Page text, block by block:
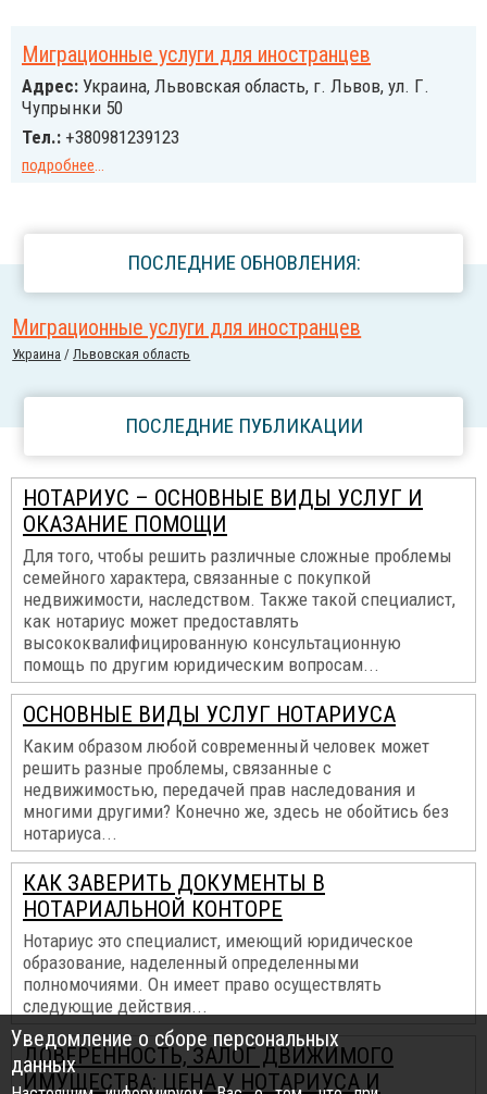
Миграционные услуги для иностранцев
Адрес: Украина, Львовская область, г. Львов, ул. Г.
Чупрынки 50
Тел.: +380981239123
подробнее...
ПОСЛЕДНИЕ ОБНОВЛЕНИЯ:
Миграционные услуги для иностранцев
Украина /Львовская область
ПОСЛЕДНИЕ ПУБЛИКАЦИИ
НОТАРИУС – ОСНОВНЫЕ ВИДЫ УСЛУГ И
ОКАЗАНИЕ ПОМОЩИ
Для того, чтобы решить различные сложные проблемы
семейного характера, связанные с покупкой
недвижимости, наследством. Также такой специалист,
как нотариус может предоставлять
высококвалифицированную консультационную
помощь по другим юридическим вопросам...
ОСНОВНЫЕ ВИДЫ УСЛУГ НОТАРИУСА
Каким образом любой современный человек может
решить разные проблемы, связанные с
недвижимостью, передачей прав наследования и
многими другими? Конечно же, здесь не обойтись без
нотариуса...
КАК ЗАВЕРИТЬ ДОКУМЕНТЫ В
НОТАРИАЛЬНОЙ КОНТОРЕ
Нотариус это специалист, имеющий юридическое
образование, наделенный определенными
полномочиями. Он имеет право осуществлять
следующие действия...
ДОВЕРЕННОСТЬ, ЗАЛОГ ДВИЖИМОГО
ИМУЩЕСТВА: ЦЕНА У НОТАРИУСА И
Уведомление о сборе персональных
данных